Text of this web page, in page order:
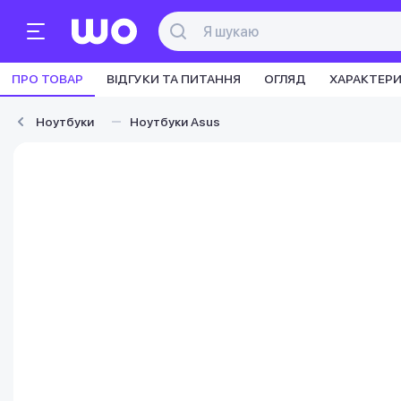
ПРО ТОВАР ВІДГУКИ ТА ПИТАННЯ ОГЛЯД
Ноутбуки Ноутбуки Asus